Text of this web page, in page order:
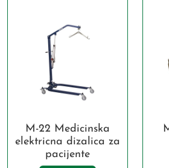
M-22 Medicinska
elektricna dizalica za
pacijente